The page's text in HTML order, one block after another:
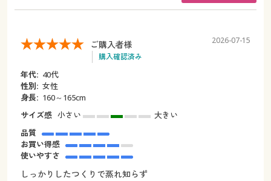
ご購入者様
購入確認済み
2026-07-15
年代: 40代
性別: 女性
身長: 160～165cm
サイズ感 小さい
大きい
品質
お買い得感
使いやすさ
しっかりしたつくりで蒸れ知らず